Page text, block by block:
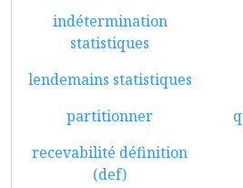
indétermination
statistiques
lendemains statistiques
partitionner
recevabilité définition
(def)